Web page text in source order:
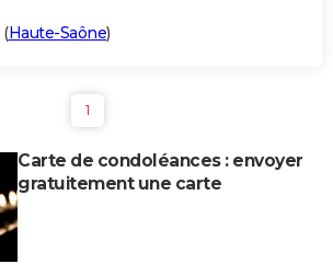
(Haute-Saône)
1
Carte de condoléances : envoyer
gratuitement une carte